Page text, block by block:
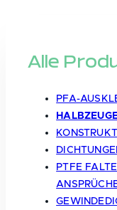
Alle
PFA-
PTFE